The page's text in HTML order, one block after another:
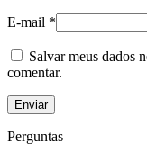
E-mail *
Salvar meus dados
comentar.
Perguntas